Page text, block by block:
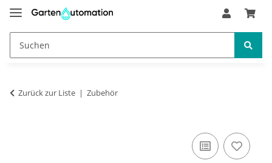
Zurück zur Liste Zubehör